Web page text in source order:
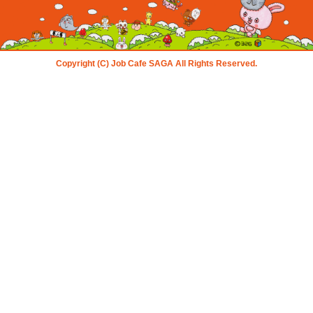
Copyright (C) Job Cafe SAGA All Rights Reserved.